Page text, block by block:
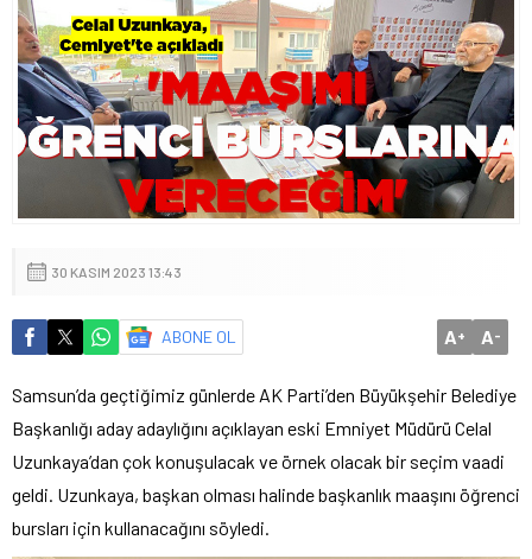
30 KASIM 2023 13:43
ABONE OL A+ A-
Samsun’da geçtiğimiz günlerde AK Parti’den Büyükşehir Belediye
Başkanlığı aday adaylığını açıklayan eski Emniyet Müdürü Celal
Uzunkaya’dan çok konuşulacak ve örnek olacak bir seçim vaadi
geldi. Uzunkaya, başkan olması halinde başkanlık maaşını öğrenci
bursları için kullanacağını söyledi.